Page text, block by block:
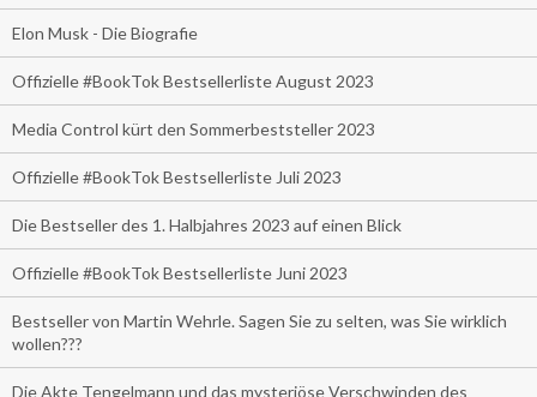
Elon Musk - Die Biografie
Offizielle #BookTok Bestsellerliste August 2023
Media Control kürt den Sommerbeststeller 2023
Offizielle #BookTok Bestsellerliste Juli 2023
Die Bestseller des 1. Halbjahres 2023 auf einen Blick
Offizielle #BookTok Bestsellerliste Juni 2023
Bestseller von Martin Wehrle. Sagen Sie zu selten, was Sie wirklich
wollen???
Die Akte Tengelmann und das mysteriöse Verschwinden des